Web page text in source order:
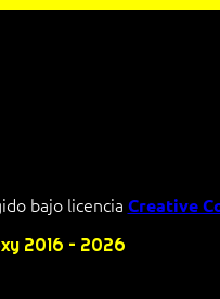
bajo licencia Creative
2016 – 2026